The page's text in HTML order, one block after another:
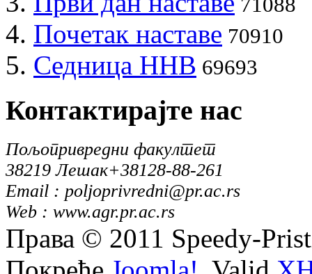
Почетак наставе 70910
Седница ННВ 69693
Контактирајте нас
Пољопривредни факултет
38219 Лешак+38128-88-261
Email : poljoprivredni@pr.ac.rs
Web : www.agr.pr.ac.rs
Права © 2011 Speedy-